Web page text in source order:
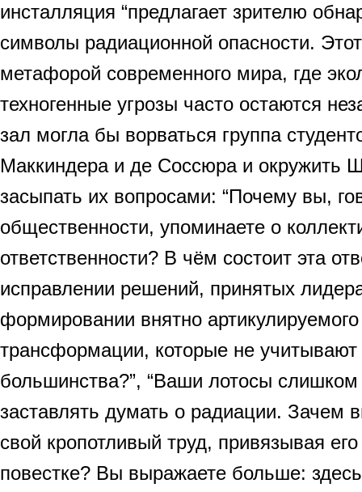
инсталляция “предлагает зрителю
символы радиационной опасности.
метафорой современного мира, где
техногенные угрозы часто остаются
зал могла бы ворваться группа
Маккиндера и де Соссюра и окружить
засыпать их вопросами: “Почему вы,
общественности, упоминаете о
ответственности? В чём состоит эта
исправлении решений, принятых
формировании внятно артикулируемого
трансформации, которые не
большинства?”, “Ваши лотосы
заставлять думать о радиации. Зачем
свой кропотливый труд, привязывая
повестке? Вы выражаете больше: